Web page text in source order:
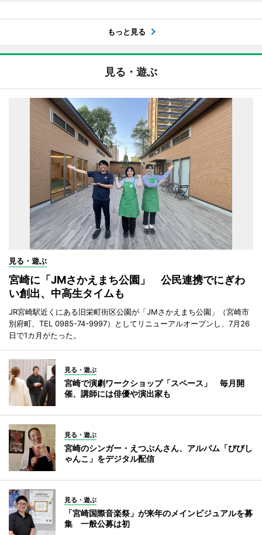
もっと見る
見る・遊ぶ
見る・遊ぶ
宮崎に「JMさかえまち公園」 公民連携でにぎわ
い創出、中高生タイムも
JR宮崎駅近くにある旧栄町街区公園が「JMさかえまち公園」（宮崎市
別府町、TEL 0985-74-9997）としてリニューアルオープンし、7月26
日で1カ月がたった。
見る・遊ぶ
宮崎で演劇ワークショップ「スペース」 毎月開
催、講師には俳優や演出家も
見る・遊ぶ
宮崎のシンガー・えつぷんさん、アルバム「びびし
ゃんこ」をデジタル配信
見る・遊ぶ
「宮崎国際音楽祭」が来年のメインビジュアルを募
集 一般公募は初